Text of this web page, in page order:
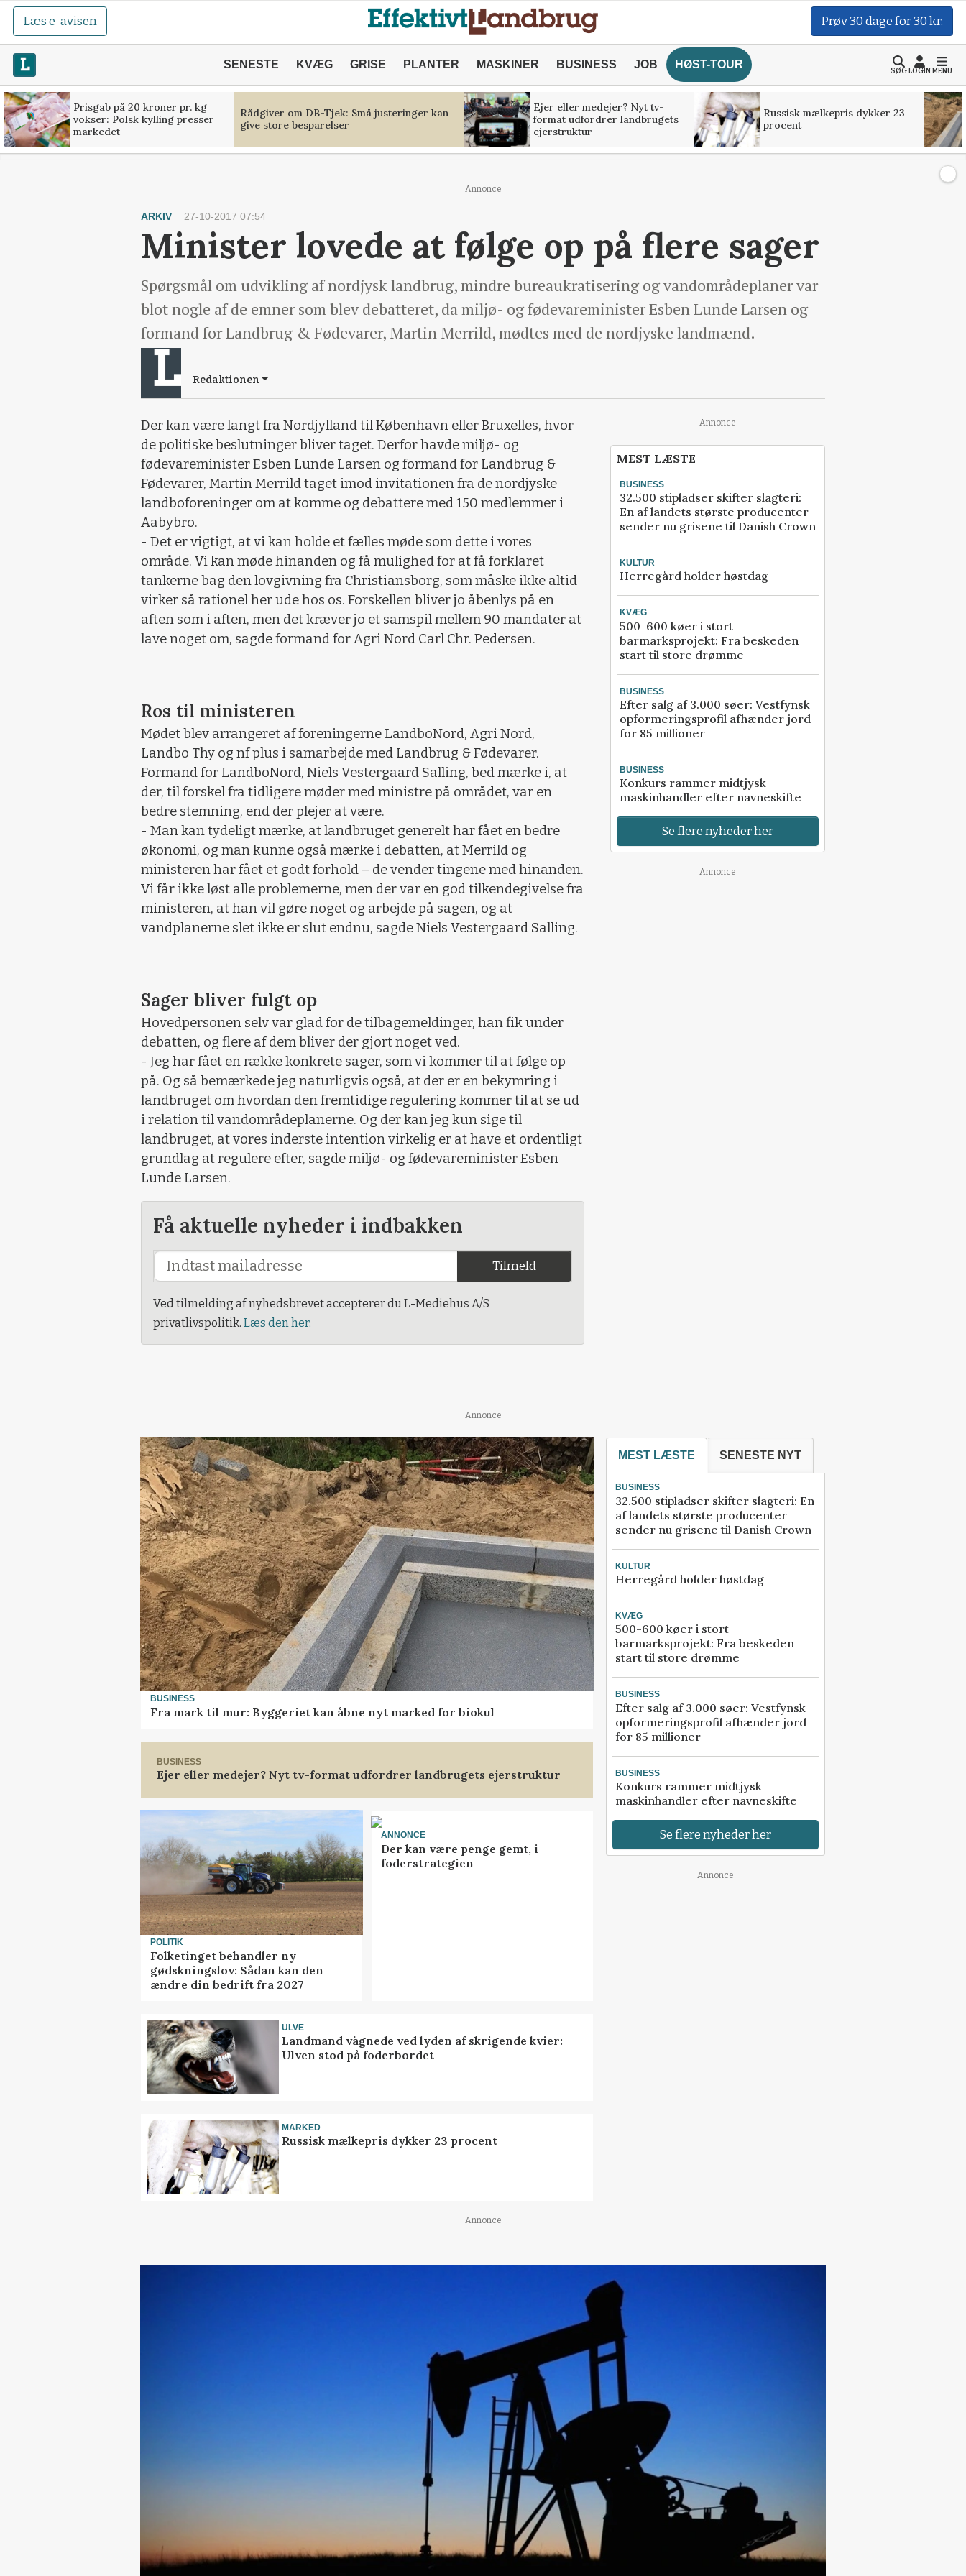
Læs e-avisen Prøv 30 dage for 30 kr.
SENESTE KVÆG GRISE PLANTER MASKINER BUSINESS JOB HØST-TOUR
SØGLOGINMENU
Prisgab på 20 kroner pr. kg
vokser: Polsk kylling presser
markedet
Rådgiver om DB-Tjek: Små justeringer kan
give store besparelser
Ejer eller medejer? Nyt tv-
format udfordrer landbrugets
ejerstruktur
Russisk mælkepris dykker 23
procent
Annonce
ARKIV 27-10-2017 07:54
Minister lovede at følge op på flere sager
Spørgsmål om udvikling af nordjysk landbrug, mindre bureaukratisering og vandområdeplaner var
blot nogle af de emner som blev debatteret, da miljø- og fødevareminister Esben Lunde Larsen og
formand for Landbrug & Fødevarer, Martin Merrild, mødtes med de nordjyske landmænd.
Redaktionen
Der kan være langt fra Nordjylland til København eller Bruxelles, hvor
de politiske beslutninger bliver taget. Derfor havde miljø- og
fødevareminister Esben Lunde Larsen og formand for Landbrug &
Fødevarer, Martin Merrild taget imod invitationen fra de nordjyske
landboforeninger om at komme og debattere med 150 medlemmer i
Aabybro.
- Det er vigtigt, at vi kan holde et fælles møde som dette i vores
område. Vi kan møde hinanden og få mulighed for at få forklaret
tankerne bag den lovgivning fra Christiansborg, som måske ikke altid
virker så rationel her ude hos os. Forskellen bliver jo åbenlys på en
aften som i aften, men det kræver jo et samspil mellem 90 mandater at
lave noget om, sagde formand for Agri Nord Carl Chr. Pedersen.
Ros til ministeren
Mødet blev arrangeret af foreningerne LandboNord, Agri Nord,
Landbo Thy og nf plus i samarbejde med Landbrug & Fødevarer.
Formand for LandboNord, Niels Vestergaard Salling, bed mærke i, at
der, til forskel fra tidligere møder med ministre på området, var en
bedre stemning, end der plejer at være.
- Man kan tydeligt mærke, at landbruget generelt har fået en bedre
økonomi, og man kunne også mærke i debatten, at Merrild og
ministeren har fået et godt forhold – de vender tingene med hinanden.
Vi får ikke løst alle problemerne, men der var en god tilkendegivelse fra
ministeren, at han vil gøre noget og arbejde på sagen, og at
vandplanerne slet ikke er slut endnu, sagde Niels Vestergaard Salling.
Sager bliver fulgt op
Hovedpersonen selv var glad for de tilbagemeldinger, han fik under
debatten, og flere af dem bliver der gjort noget ved.
- Jeg har fået en række konkrete sager, som vi kommer til at følge op
på. Og så bemærkede jeg naturligvis også, at der er en bekymring i
landbruget om hvordan den fremtidige regulering kommer til at se ud
i relation til vandområdeplanerne. Og der kan jeg kun sige til
landbruget, at vores inderste intention virkelig er at have et ordentligt
grundlag at regulere efter, sagde miljø- og fødevareminister Esben
Lunde Larsen.
Få aktuelle nyheder i indbakken
Tilmeld
Ved tilmelding af nyhedsbrevet accepterer du L-Mediehus A/S
privatlivspolitik. Læs den her.
Annonce
MEST LÆSTE
BUSINESS
32.500 stipladser skifter slagteri:
En af landets største producenter
sender nu grisene til Danish Crown
KULTUR
Herregård holder høstdag
KVÆG
500-600 køer i stort
barmarksprojekt: Fra beskeden
start til store drømme
BUSINESS
Efter salg af 3.000 søer: Vestfynsk
opformeringsprofil afhænder jord
for 85 millioner
BUSINESS
Konkurs rammer midtjysk
maskinhandler efter navneskifte
Se flere nyheder her
Annonce
Annonce
BUSINESS
Fra mark til mur: Byggeriet kan åbne nyt marked for biokul
BUSINESS
Ejer eller medejer? Nyt tv-format udfordrer landbrugets ejerstruktur
POLITIK
Folketinget behandler ny
gødskningslov: Sådan kan den
ændre din bedrift fra 2027
ANNONCE
Der kan være penge gemt, i
foderstrategien
ULVE
Landmand vågnede ved lyden af skrigende kvier:
Ulven stod på foderbordet
MARKED
Russisk mælkepris dykker 23 procent
MEST LÆSTE SENESTE NYT
BUSINESS
32.500 stipladser skifter slagteri: En
af landets største producenter
sender nu grisene til Danish Crown
KULTUR
Herregård holder høstdag
KVÆG
500-600 køer i stort
barmarksprojekt: Fra beskeden
start til store drømme
BUSINESS
Efter salg af 3.000 søer: Vestfynsk
opformeringsprofil afhænder jord
for 85 millioner
BUSINESS
Konkurs rammer midtjysk
maskinhandler efter navneskifte
Se flere nyheder her
Annonce
Annonce